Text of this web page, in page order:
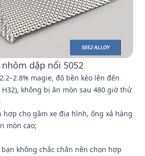
dập nổi 5052
magie, độ bền kéo lên đến
không bị ăn mòn sau 480 giờ thử
hợp cho gầm xe địa hình, ống xả hàng
mòn cao;
bạn không chắc chắn nên chọn hợp